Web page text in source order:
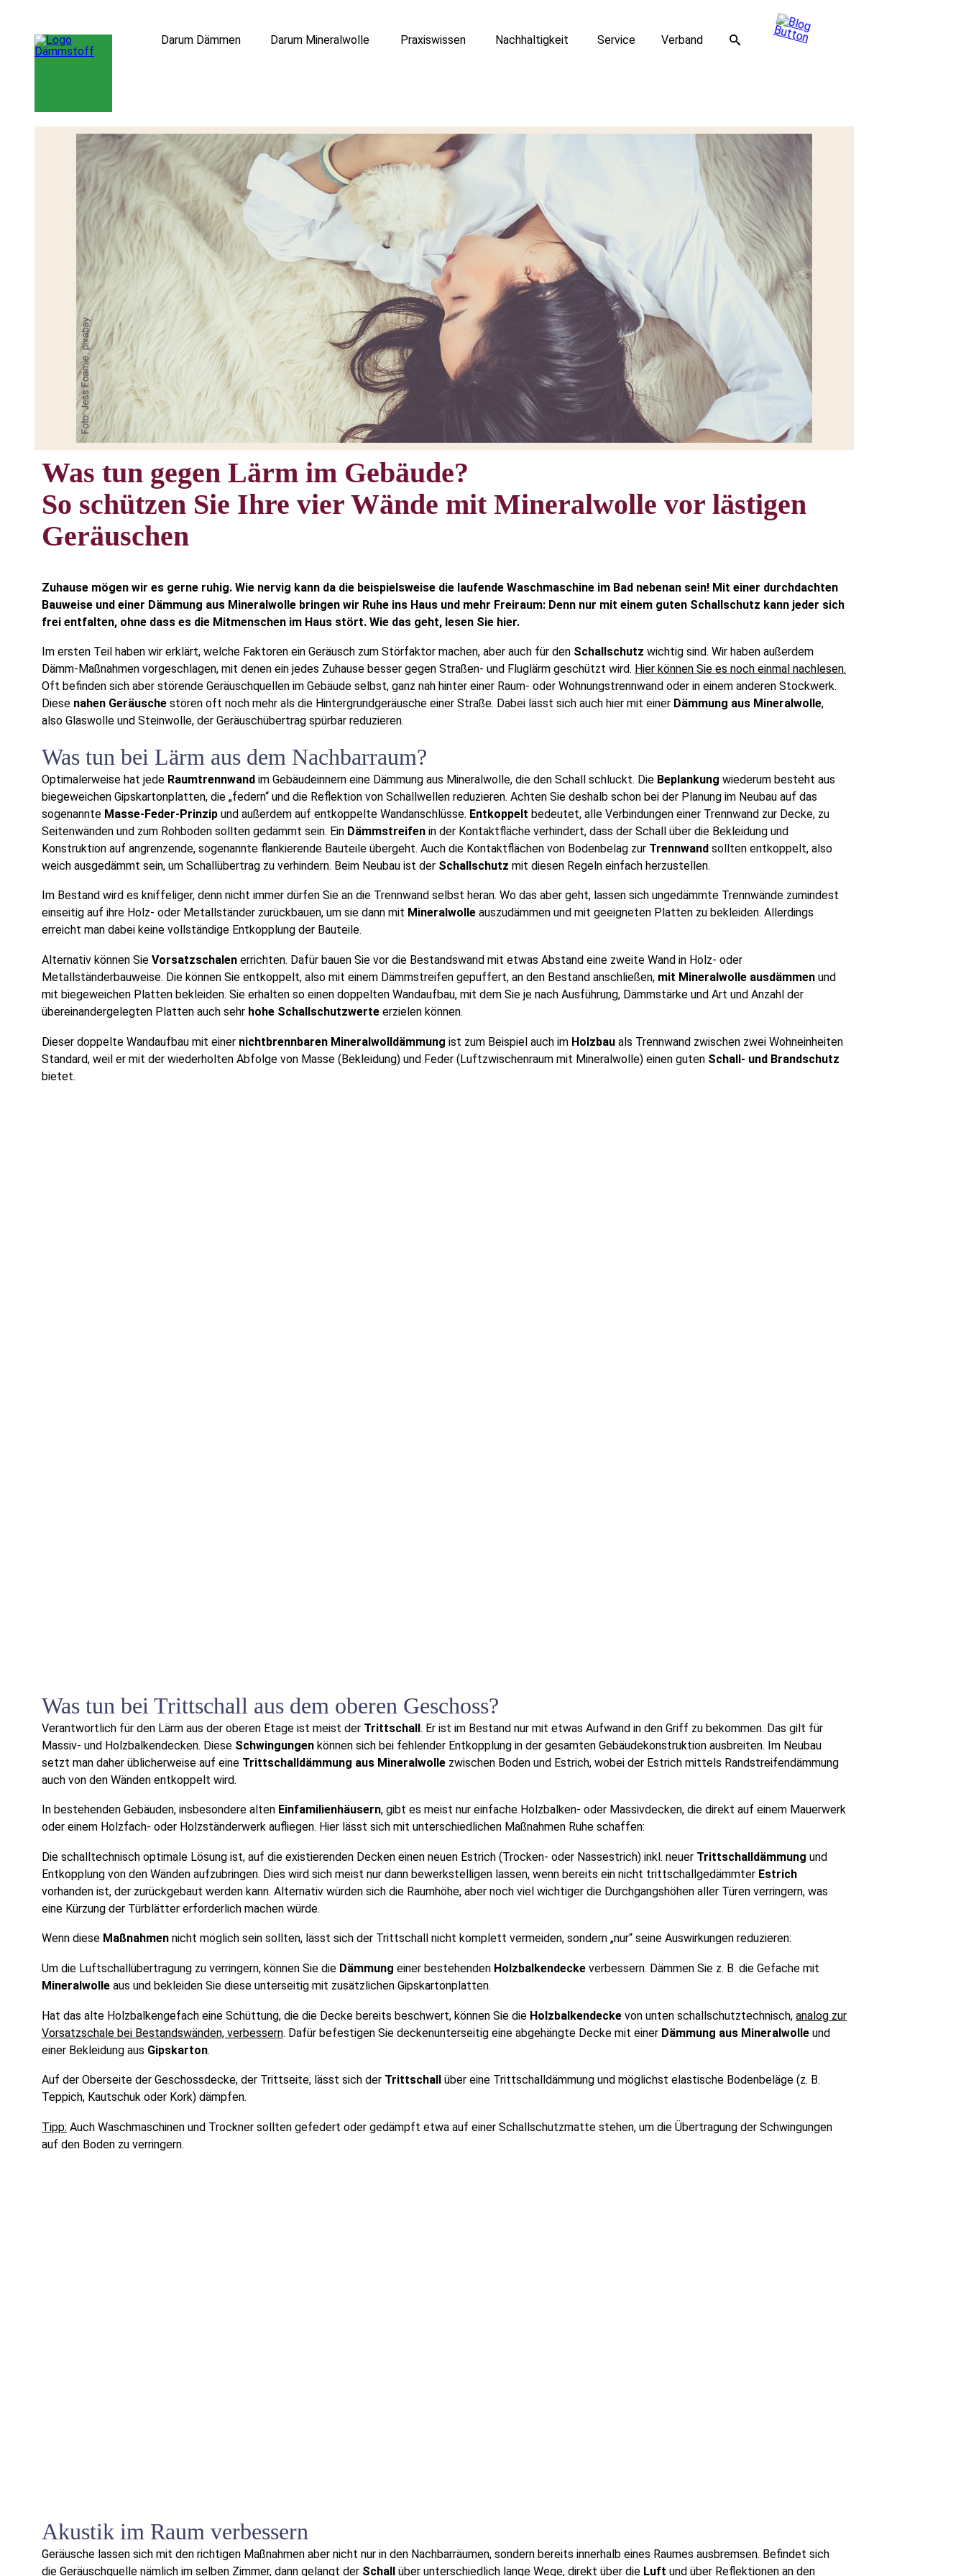
Darum Dämmen Darum Mineralwolle Praxiswissen Nachhaltigkeit Service Verband
Was tun gegen Lärm im Gebäude?
So schützen Sie Ihre vier Wände mit Mineralwolle vor lästigen
Geräuschen
Zuhause mögen wir es gerne ruhig. Wie nervig kann da die beispielsweise die laufende Waschmaschine im Bad nebenan sein! Mit einer durchdachten
Bauweise und einer Dämmung aus Mineralwolle bringen wir Ruhe ins Haus und mehr Freiraum: Denn nur mit einem guten Schallschutz kann jeder sich
frei entfalten, ohne dass es die Mitmenschen im Haus stört. Wie das geht, lesen Sie hier.
Im ersten Teil haben wir erklärt, welche Faktoren ein Geräusch zum Störfaktor machen, aber auch für den Schallschutz wichtig sind. Wir haben außerdem
Dämm-Maßnahmen vorgeschlagen, mit denen ein jedes Zuhause besser gegen Straßen- und Fluglärm geschützt wird. Hier können Sie es noch einmal nachlesen.
Oft befinden sich aber störende Geräuschquellen im Gebäude selbst, ganz nah hinter einer Raum- oder Wohnungstrennwand oder in einem anderen Stockwerk.
Diese nahen Geräusche stören oft noch mehr als die Hintergrundgeräusche einer Straße. Dabei lässt sich auch hier mit einer Dämmung aus Mineralwolle,
also Glaswolle und Steinwolle, der Geräuschübertrag spürbar reduzieren.
Was tun bei Lärm aus dem Nachbarraum?
Optimalerweise hat jede Raumtrennwand im Gebäudeinnern eine Dämmung aus Mineralwolle, die den Schall schluckt. Die Beplankung wiederum besteht aus
biegeweichen Gipskartonplatten, die „federn“ und die Reflektion von Schallwellen reduzieren. Achten Sie deshalb schon bei der Planung im Neubau auf das
sogenannte Masse-Feder-Prinzip und außerdem auf entkoppelte Wandanschlüsse. Entkoppelt bedeutet, alle Verbindungen einer Trennwand zur Decke, zu
Seitenwänden und zum Rohboden sollten gedämmt sein. Ein Dämmstreifen in der Kontaktfläche verhindert, dass der Schall über die Bekleidung und
Konstruktion auf angrenzende, sogenannte flankierende Bauteile übergeht. Auch die Kontaktflächen von Bodenbelag zur Trennwand sollten entkoppelt, also
weich ausgedämmt sein, um Schallübertrag zu verhindern. Beim Neubau ist der Schallschutz mit diesen Regeln einfach herzustellen.
Im Bestand wird es kniffeliger, denn nicht immer dürfen Sie an die Trennwand selbst heran. Wo das aber geht, lassen sich ungedämmte Trennwände zumindest
einseitig auf ihre Holz- oder Metallständer zurückbauen, um sie dann mit Mineralwolle auszudämmen und mit geeigneten Platten zu bekleiden. Allerdings
erreicht man dabei keine vollständige Entkopplung der Bauteile.
Alternativ können Sie Vorsatzschalen errichten. Dafür bauen Sie vor die Bestandswand mit etwas Abstand eine zweite Wand in Holz- oder
Metallständerbauweise. Die können Sie entkoppelt, also mit einem Dämmstreifen gepuffert, an den Bestand anschließen, mit Mineralwolle ausdämmen und
mit biegeweichen Platten bekleiden. Sie erhalten so einen doppelten Wandaufbau, mit dem Sie je nach Ausführung, Dämmstärke und Art und Anzahl der
übereinandergelegten Platten auch sehr hohe Schallschutzwerte erzielen können.
Dieser doppelte Wandaufbau mit einer nichtbrennbaren Mineralwolldämmung ist zum Beispiel auch im Holzbau als Trennwand zwischen zwei Wohneinheiten
Standard, weil er mit der wiederholten Abfolge von Masse (Bekleidung) und Feder (Luftzwischenraum mit Mineralwolle) einen guten Schall- und Brandschutz
bietet.
Was tun bei Trittschall aus dem oberen Geschoss?
Verantwortlich für den Lärm aus der oberen Etage ist meist der Trittschall. Er ist im Bestand nur mit etwas Aufwand in den Griff zu bekommen. Das gilt für
Massiv- und Holzbalkendecken. Diese Schwingungen können sich bei fehlender Entkopplung in der gesamten Gebäudekonstruktion ausbreiten. Im Neubau
setzt man daher üblicherweise auf eine Trittschalldämmung aus Mineralwolle zwischen Boden und Estrich, wobei der Estrich mittels Randstreifendämmung
auch von den Wänden entkoppelt wird.
In bestehenden Gebäuden, insbesondere alten Einfamilienhäusern, gibt es meist nur einfache Holzbalken- oder Massivdecken, die direkt auf einem Mauerwerk
oder einem Holzfach- oder Holzständerwerk aufliegen. Hier lässt sich mit unterschiedlichen Maßnahmen Ruhe schaffen:
Die schalltechnisch optimale Lösung ist, auf die existierenden Decken einen neuen Estrich (Trocken- oder Nassestrich) inkl. neuer Trittschalldämmung und
Entkopplung von den Wänden aufzubringen. Dies wird sich meist nur dann bewerkstelligen lassen, wenn bereits ein nicht trittschallgedämmter Estrich
vorhanden ist, der zurückgebaut werden kann. Alternativ würden sich die Raumhöhe, aber noch viel wichtiger die Durchgangshöhen aller Türen verringern, was
eine Kürzung der Türblätter erforderlich machen würde.
Wenn diese Maßnahmen nicht möglich sein sollten, lässt sich der Trittschall nicht komplett vermeiden, sondern „nur“ seine Auswirkungen reduzieren:
Um die Luftschallübertragung zu verringern, können Sie die Dämmung einer bestehenden Holzbalkendecke verbessern. Dämmen Sie z. B. die Gefache mit
Mineralwolle aus und bekleiden Sie diese unterseitig mit zusätzlichen Gipskartonplatten.
Hat das alte Holzbalkengefach eine Schüttung, die die Decke bereits beschwert, können Sie die Holzbalkendecke von unten schallschutztechnisch, analog zur
Vorsatzschale bei Bestandswänden, verbessern. Dafür befestigen Sie deckenunterseitig eine abgehängte Decke mit einer Dämmung aus Mineralwolle und
einer Bekleidung aus Gipskarton.
Auf der Oberseite der Geschossdecke, der Trittseite, lässt sich der Trittschall über eine Trittschalldämmung und möglichst elastische Bodenbeläge (z. B.
Teppich, Kautschuk oder Kork) dämpfen.
Tipp: Auch Waschmaschinen und Trockner sollten gefedert oder gedämpft etwa auf einer Schallschutzmatte stehen, um die Übertragung der Schwingungen
auf den Boden zu verringern.
Akustik im Raum verbessern
Geräusche lassen sich mit den richtigen Maßnahmen aber nicht nur in den Nachbarräumen, sondern bereits innerhalb eines Raumes ausbremsen. Befindet sich
die Geräuschquelle nämlich im selben Zimmer, dann gelangt der Schall über unterschiedlich lange Wege, direkt über die Luft und über Reflektionen an den